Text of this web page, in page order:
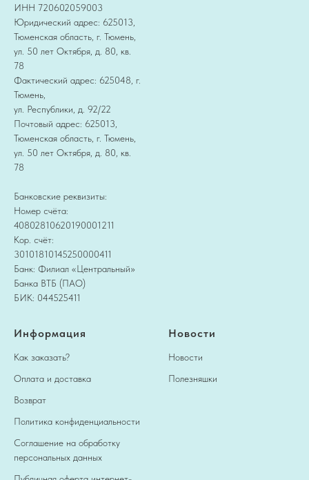
ИНН 720602059003
Юридический адрес: 625013,
Тюменская область, г. Тюмень,
ул. 50 лет Октября, д. 80, кв.
78
Фактический адрес: 625048, г.
Тюмень,
ул. Республики, д. 92/22
Почтовый адрес: 625013,
Тюменская область, г. Тюмень,
ул. 50 лет Октября, д. 80, кв.
78
Банковские реквизиты:
Номер счёта:
40802810620190001211
Кор. счёт:
30101810145250000411
Банк: Филиал «Центральный»
Банка ВТБ (ПАО)
БИК: 044525411
Информация
Как заказать?
Оплата и доставка
Возврат
Политика конфиденциальности
Соглашение на обработку
персональных данных
Новости
Новости
Полезняшки